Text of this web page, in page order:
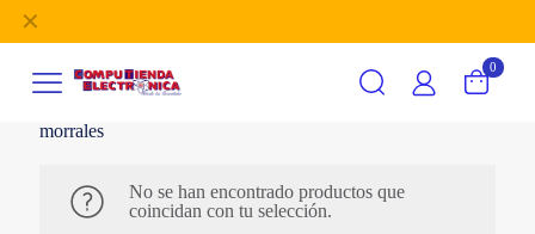
✕
0
morrales
No se han encontrado productos que
coincidan con tu selección.